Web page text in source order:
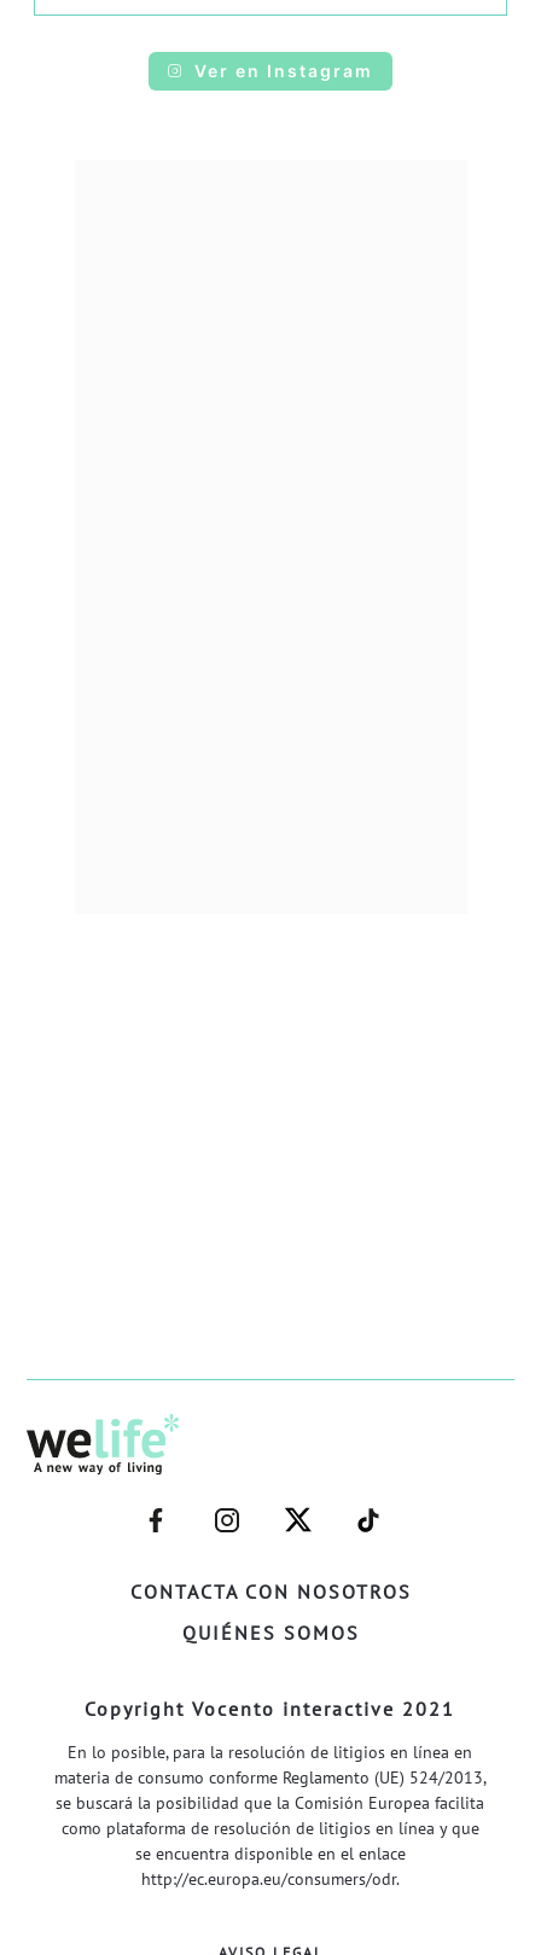
Ver en Instagram
CONTACTA CON NOSOTROS
QUIÉNES SOMOS
–
FACEBOOK–
–
INSTAGRAM–
–
TWITTER–
–
WELIFE–
Copyright Vocento interactive 2021
En lo posible, para la resolución de litigios en línea en
materia de consumo conforme Reglamento (UE) 524/2013,
se buscará la posibilidad que la Comisión Europea facilita
como plataforma de resolución de litigios en línea y que
se encuentra disponible en el enlace
http://ec.europa.eu/consumers/odr.
AVISO LEGAL